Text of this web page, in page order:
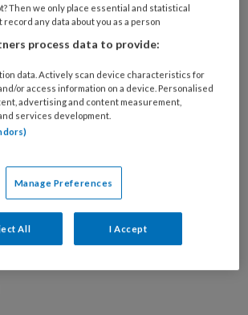
de mogelijkheden
Al abonnee?Log dan in
op dit artikel Deel dit artikel
Then we only place essential and statistical
record any data about you as a person
process data to provide:
data. Actively scan device characteristics for
or access information on a device. Personalised
advertising and content measurement,
services development.
Manage Preferences
All I Accept